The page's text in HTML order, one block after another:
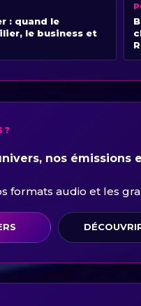
: quand le
le business et
?
nos émissions
formats audio et les